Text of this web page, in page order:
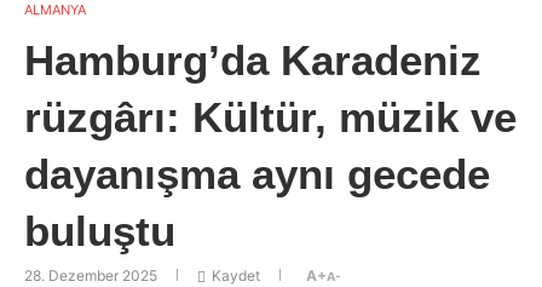
ALMANYA
Hamburg’da Karadeniz
rüzgârı: Kültür, müzik ve
dayanışma aynı gecede
buluştu
28. Dezember 2025 Kaydet A+A-